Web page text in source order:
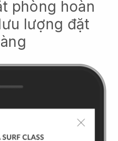
phòng hoàn
lượng đặt